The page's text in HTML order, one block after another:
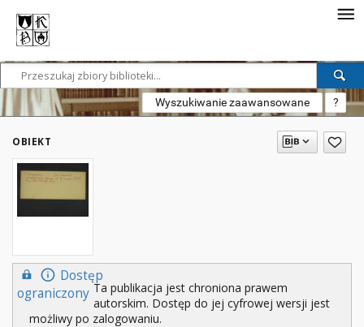
Wyszukiwanie zaawansowane ?
OBIEKT
Dostęp
ograniczony Ta publikacja jest chroniona prawem
autorskim. Dostęp do jej cyfrowej wersji jest
możliwy po zalogowaniu.